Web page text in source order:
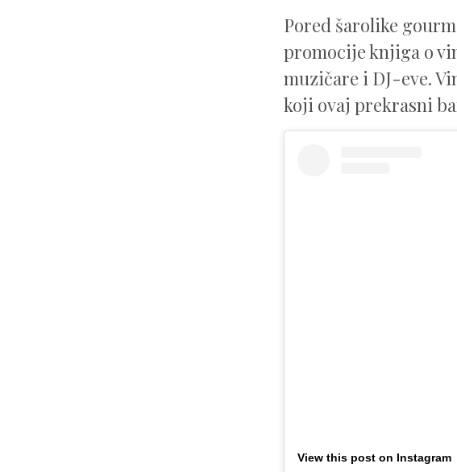
Pored šarolike
promocije knjiga o
muzičare i DJ-eve.
koji ovaj prekrasni
View this post on Instagram